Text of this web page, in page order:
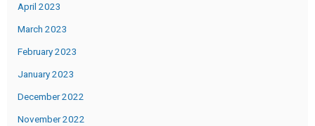
April 2023
March 2023
February 2023
January 2023
December 2022
November 2022